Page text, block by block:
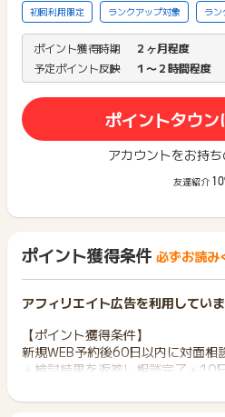
初回利用限定 ランクアップ対象 ラン
ポイント獲得時期
２ヶ月程度
予定ポイント反映
１〜２時間程度
ポイントタウン
アカウントをお持
友達紹介
ポイント獲得条件 必ずお読み
アフィリエイト広告を利用してい
【ポイント獲得条件】
新規WEB予約後60日以内に対面相
＋検討結果を返答し相談完了＋10
※「相談完了」は、相談内容が解
下記赤字部分参照）